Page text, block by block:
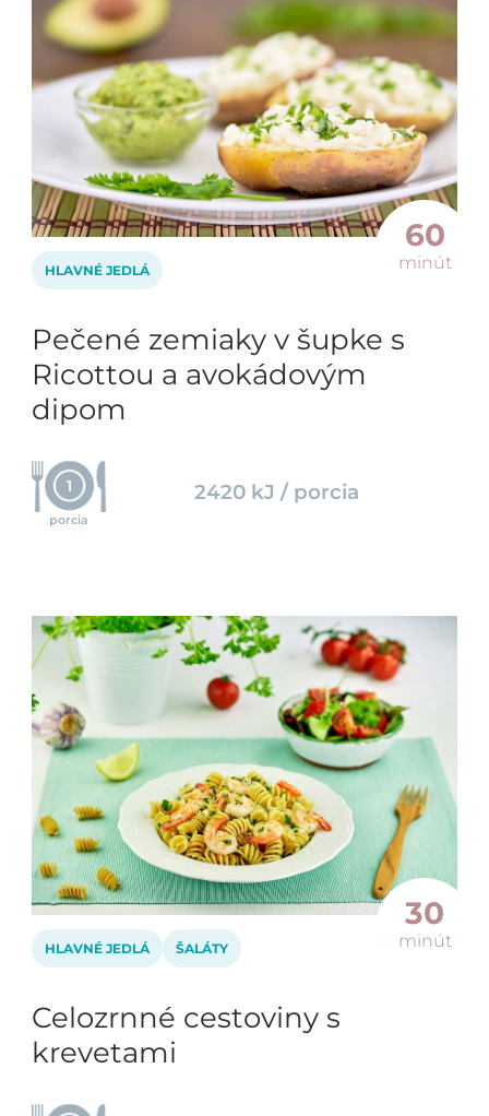
60
minút
HLAVNÉ JEDLÁ
Pečené zemiaky v šupke s
Ricottou a avokádovým
dipom
1
porcia
2420 kJ / porcia
30
minút
HLAVNÉ JEDLÁ ŠALÁTY
Celozrnné cestoviny s
krevetami